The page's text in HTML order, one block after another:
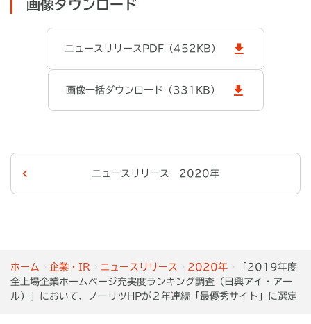
ホーム 企業・IR ニュースリリース 2020年
「2019年度
全上場企業ホームページ充実度ランキング調査（日興アイ・アー
ル）」において、ノーリツHPが２年連続「最優秀サイト」に選定
画像ダウンロード
ニュースリリースPDF（452KB）
画像一括ダウンロード（331KB）
ニュースリリース 2020年